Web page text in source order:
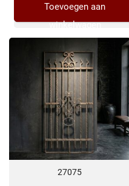
Toevoegen aan
winkelwagen
27075